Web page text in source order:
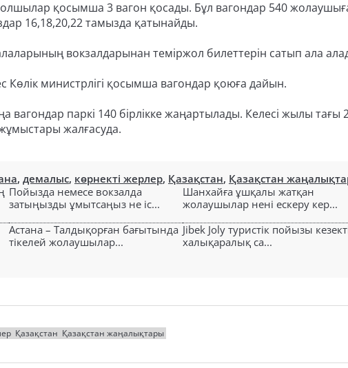
қосымша 3 вагон қосады. Бұл вагондар 540
16,18,20,22 тамызда қатынайды.
вокзалдарынан теміржол билеттерін сатып ала
Көлік министрлігі қосымша вагондар қоюға дайын.
вагондар паркі 140 бірлікке жаңартылады. Келесі жылы тағы
жалғасуда.
, демалыс, көрнекті жерлер, Қазақстан, Қазақстан
Пойызда немесе вокзалда
затыңызды ұмытсаңыз не іс...
Шанхайға ұшқалы жатқан
жолаушылар нені ескеру кер...
Астана – Талдықорған бағытында
тікелей жолаушылар...
Jibek Joly туристік пойызы
халықаралық са...
Қазақстан Қазақстан жаңалықтары